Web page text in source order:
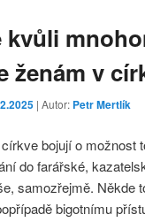
kvůli
ženám v
| Autor: Petr Mertlík
bojují o možnost
do farářské,
samozřejmě. Někde
bigotnímu